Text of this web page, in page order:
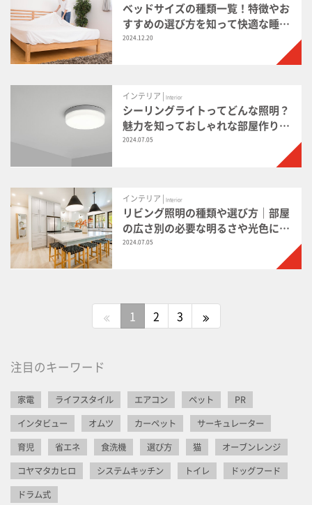
ベッドサイズの種類一覧！特徴やお
すすめの選び方を知って快適な睡眠
を
2024.12.20
インテリア |Interior
シーリングライトってどんな照明？
魅力を知っておしゃれな部屋作りに
取り入れよう
2024.07.05
インテリア |Interior
リビング照明の種類や選び方｜部屋
の広さ別の必要な明るさや光色によ
る違いを解説
2024.07.05
1 2 3
注目のキーワード
家電 ライフスタイル エアコン ペット
PR
インタビュー
オムツ カーペット
サーキュレーター
育児
省エネ 食洗機 選び方 猫
オーブンレンジ
コヤマタカヒロ
システムキッチン トイレ
ドッグフード
ドラム式